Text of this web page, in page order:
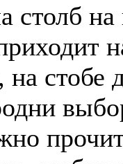
столб на
на стобе